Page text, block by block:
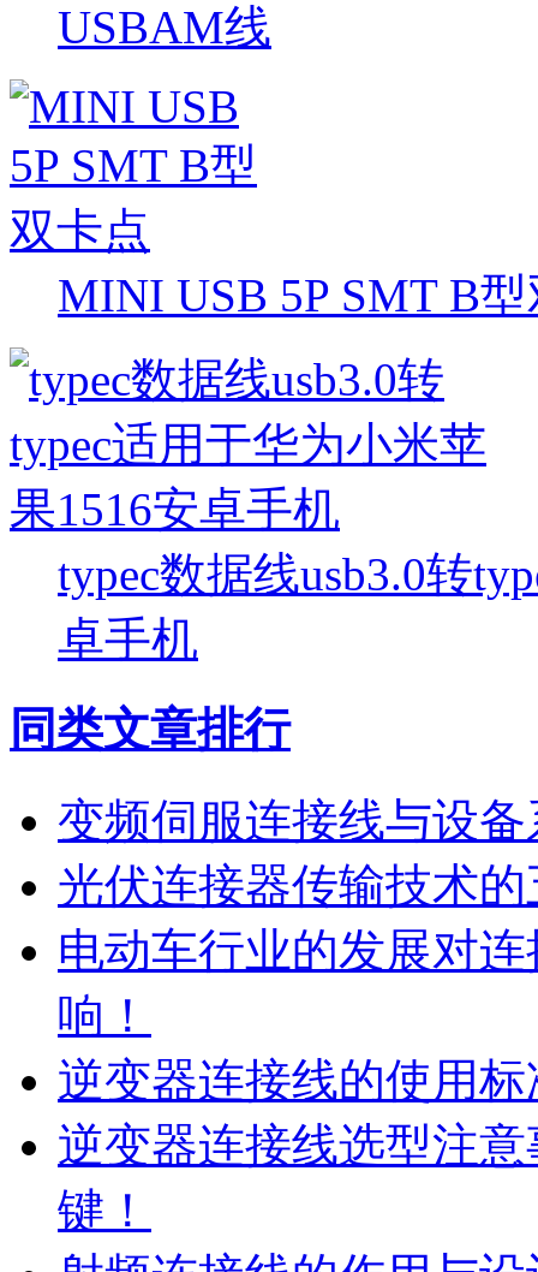
USBAM线
MINI USB 5P SMT B
typec数据线usb3.0转
卓手机
同类文章排行
变频伺服连接线与设
光伏连接器传输技术
电动车行业的发展对
响！
逆变器连接线的使用
逆变器连接线选型注
键！